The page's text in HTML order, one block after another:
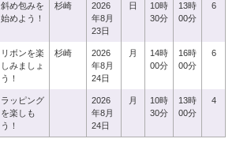
斜め包みを
始めよう！
杉崎
2026
年8月
23日
日
10時
30分
13時
00分
6
リボンを楽
しみましょ
う！
杉崎
2026
年8月
24日
月
14時
00分
16時
00分
6
ラッピング
を楽しも
う！
2026
年8月
24日
月
10時
30分
13時
00分
4